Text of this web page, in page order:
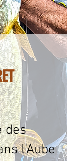
des
l'Aube